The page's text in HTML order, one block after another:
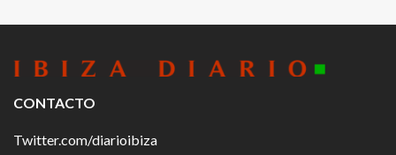
CONTACTO
Twitter.com/diarioibiza